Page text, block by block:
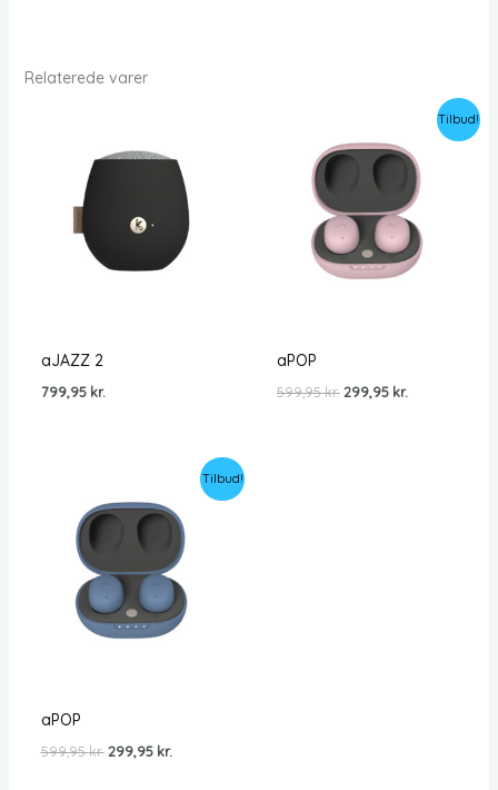
Relaterede varer
aJAZZ 2
799,95 kr.
Tilbud!
aPOP
599,95kr.Den
299,95 kr.
Tilbud!
aPOP
599,95kr. Den
299,95 kr.Den